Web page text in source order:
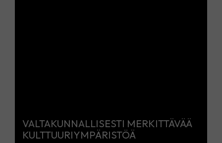
VALTAKUNNALLISESTI MERKITTÄVÄÄ
KULTTUURIYMPÄRISTÖÄ